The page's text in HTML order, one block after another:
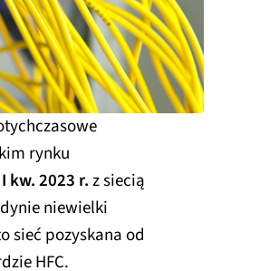
rynku
kw. 2023 r.z siecią
niewielki
sieć pozyskana od
HFC.